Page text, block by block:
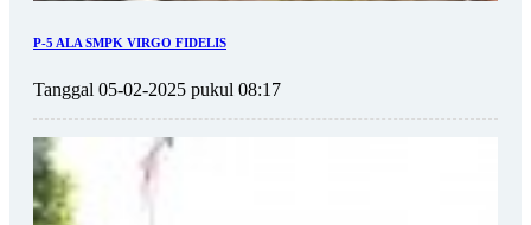
P-5 ALA SMPK VIRGO FIDELIS
Tanggal 05-02-2025 pukul 08:17